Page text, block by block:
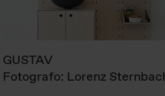
GUSTAV
Fotografo: Lorenz